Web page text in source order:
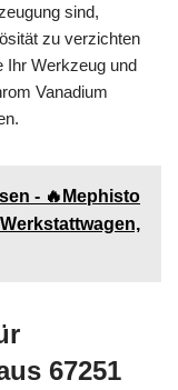
sind,
zu verzichten
Ihr Werkzeug und
Vanadium
- 🔥Mephisto
67251